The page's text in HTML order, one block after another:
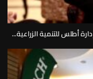
أطلس للتنمية الزراعية...